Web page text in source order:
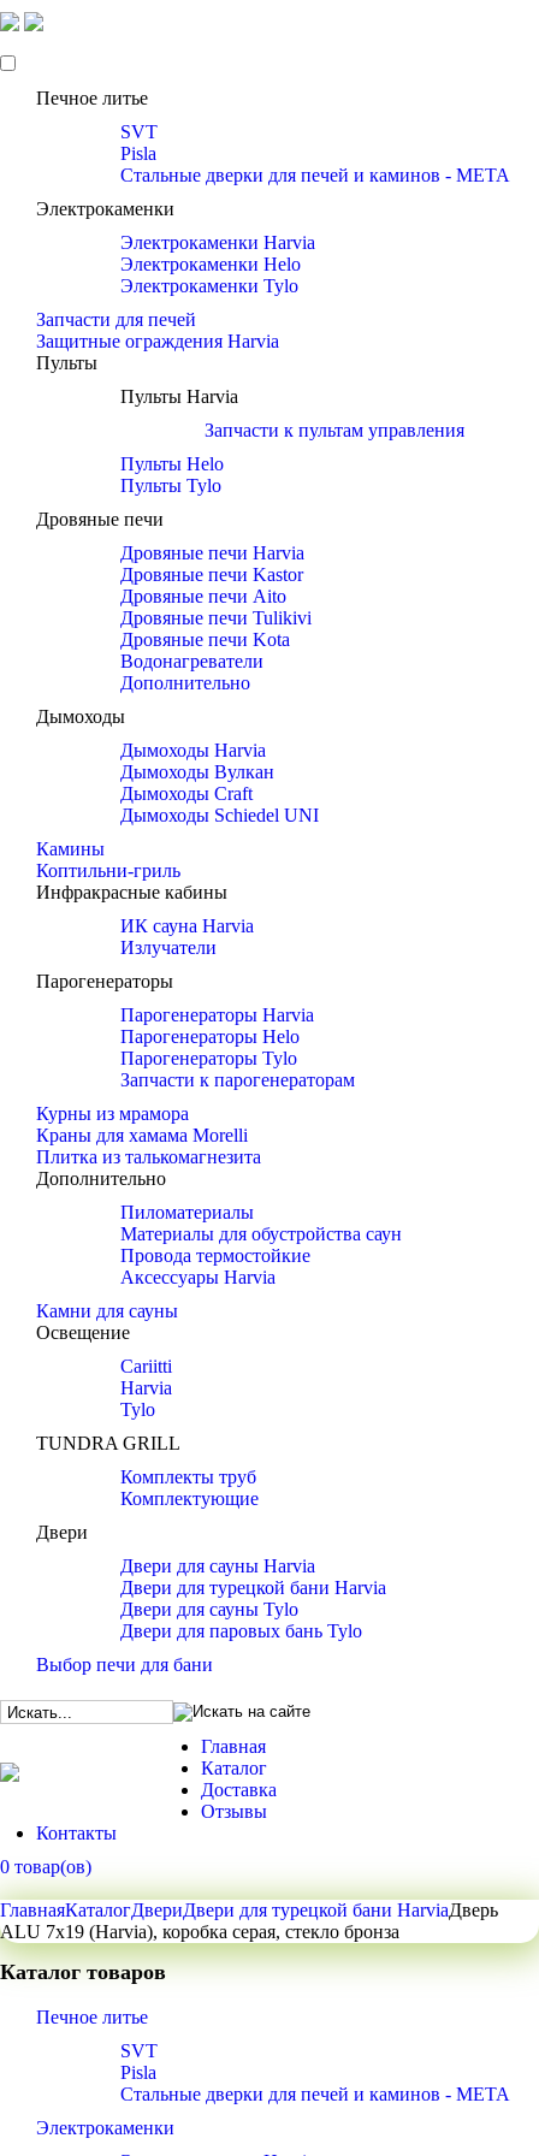
Печное литье
SVT
Pisla
Стальные дверки для печей и каминов - META
Электрокаменки
Электрокаменки Harvia
Электрокаменки Helo
Электрокаменки Tylo
Запчасти для печей
Защитные ограждения Harvia
Пульты
Пульты Harvia
Запчасти к пультам управления
Пульты Helo
Пульты Tylo
Дровяные печи
Дровяные печи Harvia
Дровяные печи Kastor
Дровяные печи Aito
Дровяные печи Tulikivi
Дровяные печи Kota
Водонагреватели
Дополнительно
Дымоходы
Дымоходы Harvia
Дымоходы Вулкан
Дымоходы Craft
Дымоходы Schiedel UNI
Камины
Коптильни-гриль
Инфракрасные кабины
ИК сауна Harvia
Излучатели
Парогенераторы
Парогенераторы Harvia
Парогенераторы Helo
Парогенераторы Tylo
Запчасти к парогенераторам
Курны из мрамора
Краны для хамама Morelli
Плитка из талькомагнезита
Дополнительно
Пиломатериалы
Материалы для обустройства саун
Провода термостойкие
Аксессуары Harvia
Камни для сауны
Освещение
Cariitti
Harvia
Tylo
TUNDRA GRILL
Комплекты труб
Комплектующие
Двери
Двери для сауны Harvia
Двери для турецкой бани Harvia
Двери для сауны Tylo
Двери для паровых бань Tylo
Выбор печи для бани
Главная
Каталог
Доставка
Отзывы
Контакты
0 товар(ов)
ГлавнаяКаталогДвериДвери для турецкой бани HarviaДверь
ALU 7x19 (Harvia), коробка серая, стекло бронза
Каталог товаров
Печное литье
SVT
Pisla
Стальные дверки для печей и каминов - META
Электрокаменки